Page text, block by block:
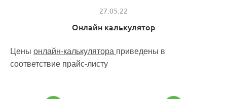
27.05.22
Онлайн калькулятор
Цены онлайн-калькулятора приведены в
соответствие прайс-листу